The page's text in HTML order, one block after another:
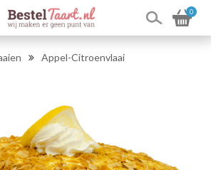
0
Appel-Citroenvlaai